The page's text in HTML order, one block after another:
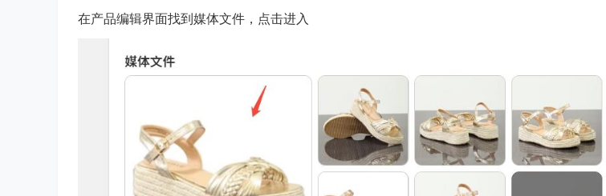
在产品编辑界面找到媒体文件，点击进入